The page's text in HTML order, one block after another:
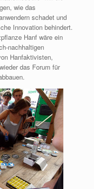
wie das
schadet und
Innovation behindert.
Hanf wäre ein
nachhaltigen
Hanfaktivisten,
das Forum für